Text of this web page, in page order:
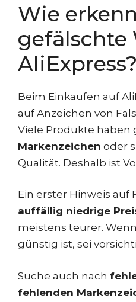
Wie
gefälschte
AliExpress?
Beim Einkaufen auf
auf Anzeichen von
Viele Produkte haben
Markenzeichen oder
Qualität. Deshalb ist
Ein erster Hinweis auf
auffällig niedrige
meistens teurer.
günstig ist, sei
Suche auch nach
fehlenden